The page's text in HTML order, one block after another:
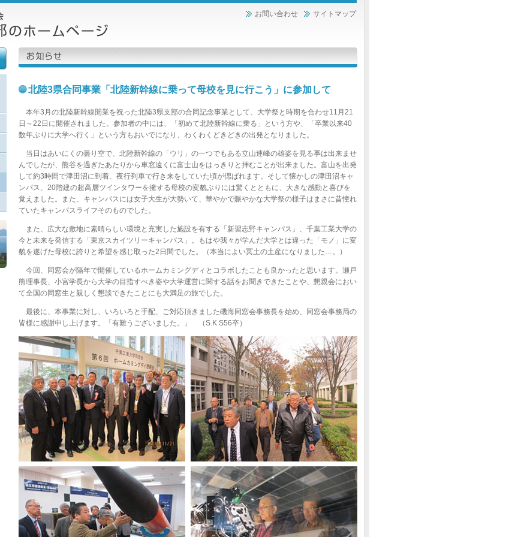
お問い合わせ サイトマップ
北陸3県合同事業「北陸新幹線に乗って母校を見に行こう」に参加して
本年3月の北陸新幹線開業を祝った北陸3県支部の合同記念事業として、大学祭と時期を合わせ11月21
日～22日に開催されました。参加者の中には、「初めて北陸新幹線に乗る」という方や、「卒業以来40
数年ぶりに大学へ行く」という方もおいでになり、わくわくどきどきの出発となりました。
当日はあいにくの曇り空で、北陸新幹線の「ウリ」の一つでもある立山連峰の雄姿を見る事は出来ませ
んでしたが、熊谷を過ぎたあたりから車窓遠くに富士山をはっきりと拝むことが出来ました。富山を出発
して約3時間で津田沼に到着、夜行列車で行き来をしていた頃が偲ばれます。そして懐かしの津田沼キャ
ンパス、20階建の超高層ツインタワーを擁する母校の変貌ぶりには驚くとともに、大きな感動と喜びを
覚えました。また、キャンパスには女子大生が大勢いて、華やかで賑やかな大学祭の様子はまさに昔憧れ
ていたキャンパスライフそのものでした。
また、広大な敷地に素晴らしい環境と充実した施設を有する「新習志野キャンパス」、千葉工業大学の
今と未来を発信する「東京スカイツリーキャンパス」。もはや我々が学んだ大学とは違った「モノ」に変
貌を遂げた母校に誇りと希望を感じ取った2日間でした。（本当によい冥土の土産になりました…。）
今回、同窓会が隔年で開催しているホームカミングディとコラボしたことも良かったと思います。瀬戸
熊理事長、小宮学長から大学の目指すべき姿や大学運営に関する話をお聞きできたことや、懇親会におい
て全国の同窓生と親しく懇談できたことにも大満足の旅でした。
最後に、本事業に対し、いろいろと手配、ご対応頂きました磯海同窓会事務長を始め、同窓会事務局の
皆様に感謝申し上げます。「有難うございました。」 （S.K S56卒）